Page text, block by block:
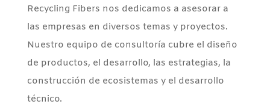
Recycling Fibers nos dedicamos a asesorar a
las empresas en diversos temas y proyectos.
Nuestro equipo de consultoría cubre el diseño
de productos, el desarrollo, las estrategias, la
construcción de ecosistemas y el desarrollo
técnico.